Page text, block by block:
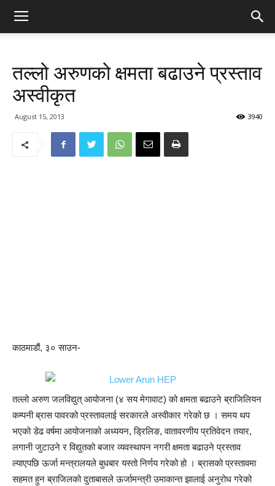
तल्लो अरुणको क्षमता बढाउने प्रस्ताव
अस्वीकृत
August 15, 2013 3940
काठमाडौं, ३० साउन-
तल्लो अरुण जलविद्युत् आयोजना (४ सय मेगावाट) को क्षमता बढाउने ब्राजिलियन
कम्पनी ब्रास पावरको प्रस्तावलाई सरकारले अस्वीकार गरेको छ । समय थप
भएको डेढ वर्षमा आयोजनाको अध्ययन, ड्रिलिङ, वातावरणीय प्रतिवेदन तयार,
लगानी जुटाउने र विद्युतको बजार व्यवस्थापन नगरी क्षमता बढाउने प्रस्ताव
ल्याएपछि ऊर्जा मन्त्रालयले बुधबार यस्तो निर्णय गरेको हो । ब्रासको प्रस्तावमा
सहमत हुन ब्राजिलको दुताबासले ऊर्जामन्त्री उमाकान्त झालाई अनुरोध गरेको